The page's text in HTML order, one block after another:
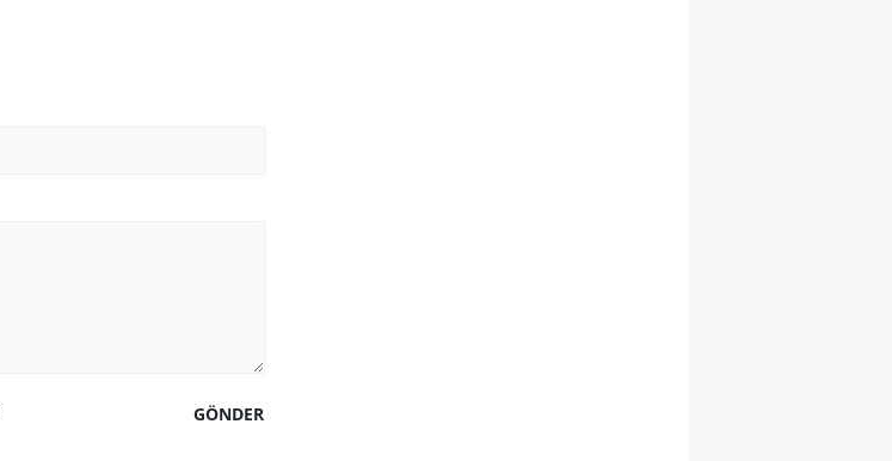
GÖNDER